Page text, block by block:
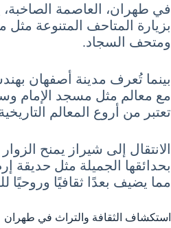
في طهران، العاصمة الصاخبة،
بزيارة المتاحف المتنوعة
ومتحف السجاد.
بينما تُعرف مدينة أصفهان
مع معالم مثل مسجد الإمام
تعتبر من أروع المعالم
الانتقال إلى شيراز يمنح
بحدائقها الجميلة مثل حديقة
مما يضيف بعدًا ثقافيًا وروحيًا
استكشاف الثقافة والتراث في طهران